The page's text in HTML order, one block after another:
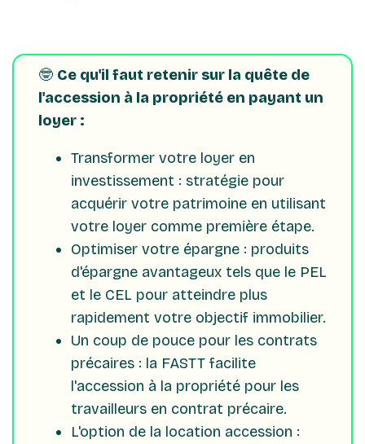
🤓 Ce qu'il faut retenir sur la quête de
l'accession à la propriété en payant un
loyer :
Transformer votre loyer en
investissement : stratégie pour
acquérir votre patrimoine en utilisant
votre loyer comme première étape.
Optimiser votre épargne : produits
d'épargne avantageux tels que le PEL
et le CEL pour atteindre plus
rapidement votre objectif immobilier.
Un coup de pouce pour les contrats
précaires : la FASTT facilite
l'accession à la propriété pour les
travailleurs en contrat précaire.
L'option de la location accession :